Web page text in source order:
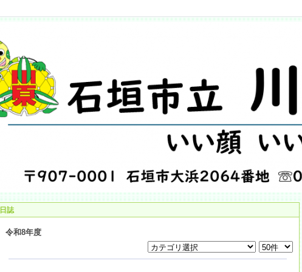
日誌
令和8年度